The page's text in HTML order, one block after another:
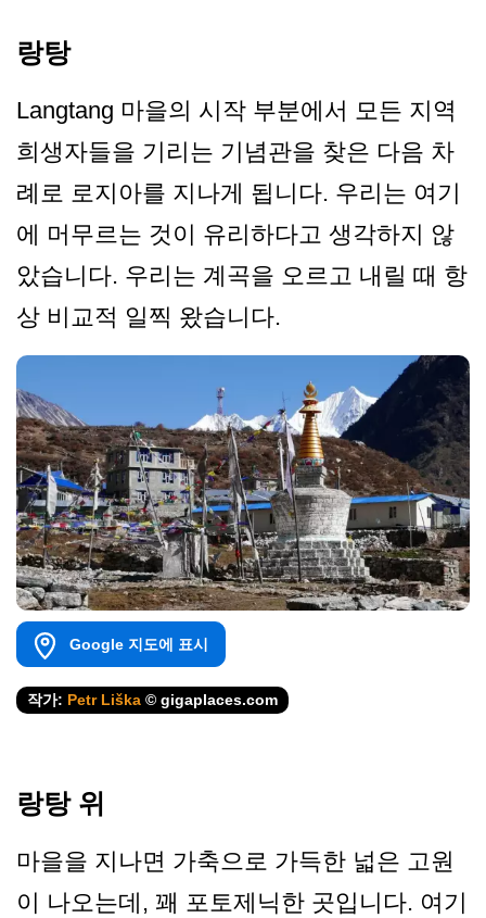
랑탕
Langtang 마을의 시작 부분에서 모든 지역
희생자들을 기리는 기념관을 찾은 다음 차
례로 로지아를 지나게 됩니다. 우리는 여기
에 머무르는 것이 유리하다고 생각하지 않
았습니다. 우리는 계곡을 오르고 내릴 때 항
상 비교적 일찍 왔습니다.
Google 지도에 표시
작가: Petr Liška © gigaplaces.com
랑탕 위
마을을 지나면 가축으로 가득한 넓은 고원
이 나오는데, 꽤 포토제닉한 곳입니다. 여기